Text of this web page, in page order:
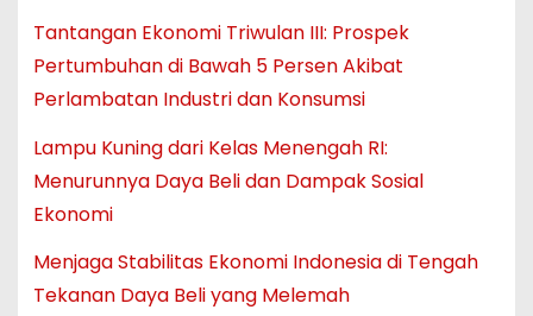
Tantangan Ekonomi Triwulan III: Prospek
Pertumbuhan di Bawah 5 Persen Akibat
Perlambatan Industri dan Konsumsi
Lampu Kuning dari Kelas Menengah RI:
Menurunnya Daya Beli dan Dampak Sosial
Ekonomi
Menjaga Stabilitas Ekonomi Indonesia di Tengah
Tekanan Daya Beli yang Melemah